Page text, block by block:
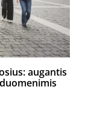
augantis